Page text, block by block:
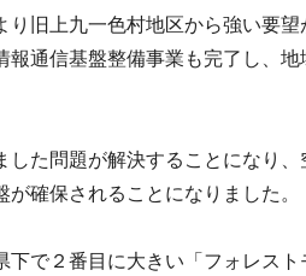
旧上九一色村地区から強い要
通信基盤整備事業も完了し、
た問題が解決することになり
確保されることになりました。
で２番目に大きい「フォレス